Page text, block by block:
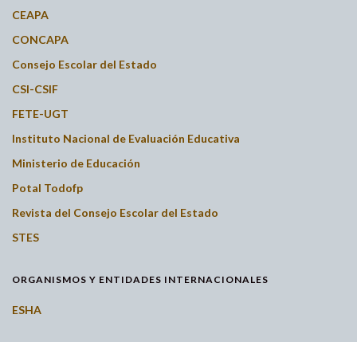
CEAPA
CONCAPA
Consejo Escolar del Estado
CSI-CSIF
FETE-UGT
Instituto Nacional de Evaluación Educativa
Ministerio de Educación
Potal Todofp
Revista del Consejo Escolar del Estado
STES
ORGANISMOS Y ENTIDADES INTERNACIONALES
ESHA